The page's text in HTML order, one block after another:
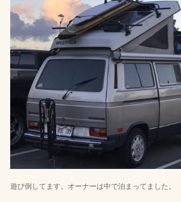
遊び倒してます。オーナーは中で泊まってました。